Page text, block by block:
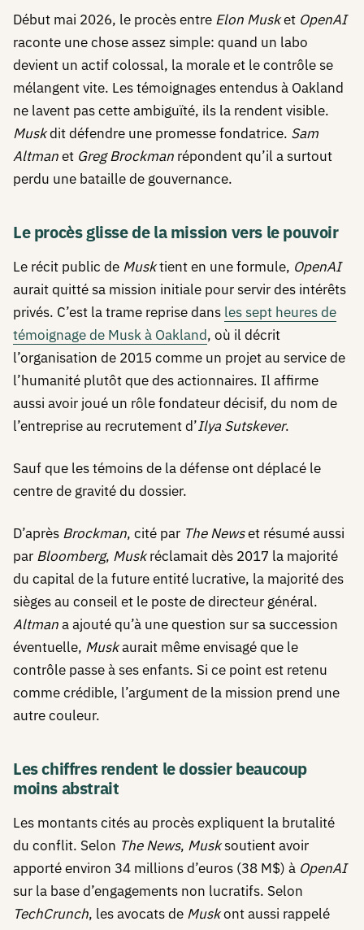
Début mai 2026, le procès entre Elon Musket OpenAI
raconte une chose assez simple: quand un labo
devient un actif colossal, la morale et le contrôle se
mélangent vite. Les témoignages entendus à Oakland
ne lavent pas cette ambiguïté, ils la rendent visible.
Muskdit défendre une promesse fondatrice. Sam
Altmanet Greg Brockman répondent qu’il a surtout
perdu une bataille de gouvernance.
Le procès glisse de la mission vers le pouvoir
Le récit public de Musktient en une formule, OpenAI
aurait quitté sa mission initiale pour servir des intérêts
privés. C’est la trame reprise dans les sept heures de
témoignage de Musk à Oakland, où il décrit
l’organisation de 2015 comme un projet au service de
l’humanité plutôt que des actionnaires. Il affirme
aussi avoir joué un rôle fondateur décisif, du nom de
l’entreprise au recrutement d’Ilya Sutskever.
Sauf que les témoins de la défense ont déplacé le
centre de gravité du dossier.
D’après Brockman, cité par The Newset résumé aussi
par Bloomberg, Muskréclamait dès 2017 la majorité
du capital de la future entité lucrative, la majorité des
sièges au conseil et le poste de directeur général.
Altmana ajouté qu’à une question sur sa succession
éventuelle, Muskaurait même envisagé que le
contrôle passe à ses enfants. Si ce point est retenu
comme crédible, l’argument de la mission prend une
autre couleur.
Les chiffres rendent le dossier beaucoup
moins abstrait
Les montants cités au procès expliquent la brutalité
du conflit. Selon The News, Musksoutient avoir
apporté environ 34 millions d’euros (38 M$) à OpenAI
sur la base d’engagements non lucratifs. Selon
TechCrunch, les avocats de Muskont aussi rappelé